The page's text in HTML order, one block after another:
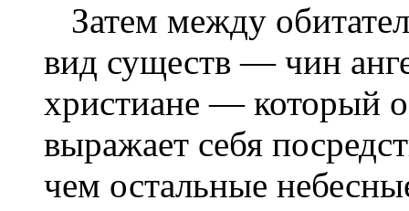
Затем между
вид существ — чин
христиане — который
выражает себя
чем остальные